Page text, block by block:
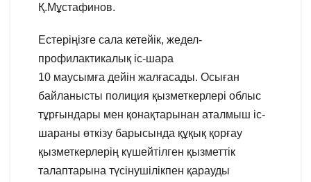
Қ.Мұстафинов.
Естеріңізге сала кетейік, жедел-
профилактикалық іс-шара
10 маусымға дейін жалғасады. Осыған
байланысты полиция қызметкерлері облыс
тұрғындары мен қонақтарынан аталмыш іс-
шараны өткізу барысында құқық қорғау
қызметкерлерің күшейтілген қызметтік
талаптарына түсінушілікпен қарауды